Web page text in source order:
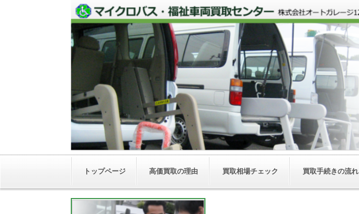
トップページ 高価買取の理由 買取相場チェック 買取手続きの流れ